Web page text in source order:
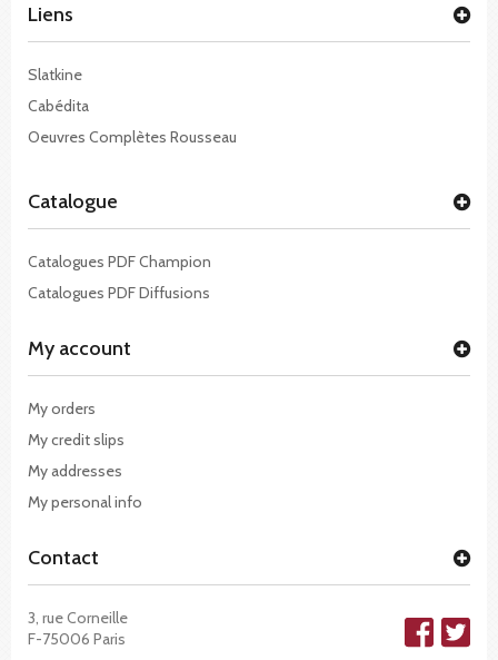
Liens
Slatkine
Cabédita
Oeuvres Complètes Rousseau
Catalogue
Catalogues PDF Champion
Catalogues PDF Diffusions
My account
My orders
My credit slips
My addresses
My personal info
Contact
3, rue Corneille
F-75006 Paris